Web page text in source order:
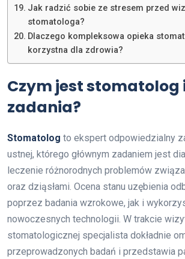
Jak radzić sobie ze stresem przed
stomatologa?
Dlaczego kompleksowa opieka
korzystna dla zdrowia?
Czym jest stomatolog
zadania?
Stomatolog to ekspert odpowiedzialny
ustnej, którego głównym zadaniem jest
leczenie różnorodnych problemów
oraz dziąsłami. Ocena stanu uzębienia
poprzez badania wzrokowe, jak i
nowoczesnych technologii. W trakcie
stomatologicznej specjalista dokładnie
przeprowadzonych badań i przedstawia